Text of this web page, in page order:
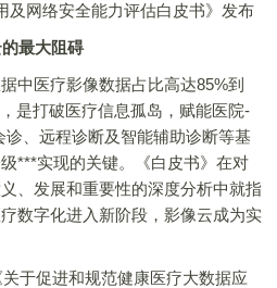
网络安全能力评估白皮书》发布
最大阻碍
医疗影像数据占比高达85%到
是打破医疗信息孤岛，赋能医院-
、远程诊断及智能辅助诊断等基
***实现的关键。《白皮书》在对
、发展和重要性的深度分析中就指
数字化进入新阶段，影像云成为实
促进和规范健康医疗大数据应